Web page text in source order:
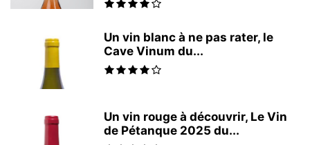
Un vin blanc à ne pas rater, le
Cave Vinum du...
Un vin rouge à découvrir, Le Vin
de Pétanque 2025 du...